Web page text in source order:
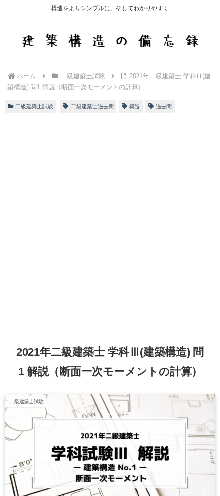
構造をよりシンプルに、そしてわかりやすく
ホーム 二級建築士試験
2021年二級建築士 学科Ⅲ(建
築構造) 問1 解説（断面一次モーメントの計算）
二級建築士試験 二級建築士過去問 構造 過去問
2021年二級建築士 学科Ⅲ(建築構造) 問
1 解説（断面一次モーメントの計算）
二級建築士試験